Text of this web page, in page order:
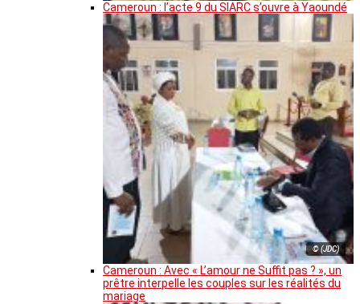
Cameroun : l’acte 9 du SIARC s’ouvre à Yaoundé
© (JDC)
Cameroun : Avec « L’amour ne Suffit pas ? », un
prêtre interpelle les couples sur les réalités du
mariage